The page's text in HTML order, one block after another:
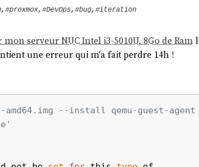
, #proxmox, #DevOps, #bug, #iteration
serveur NUC Intel i3-5010U, 8Go de Ram
une erreur qui m'a fait perdre 14h !
--install qemu-guest-agent